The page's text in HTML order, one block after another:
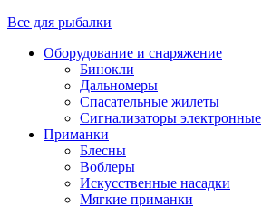
Все для рыбалки
Оборудование и снаряжение
Бинокли
Дальномеры
Спасательные жилеты
Сигнализаторы электронные
Приманки
Блесны
Воблеры
Искусственные насадки
Мягкие приманки